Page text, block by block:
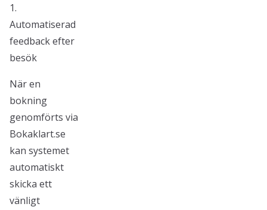
1.
Automatiserad
feedback efter
besök
När en
bokning
genomförts via
Bokaklart.se
kan systemet
automatiskt
skicka ett
vänligt